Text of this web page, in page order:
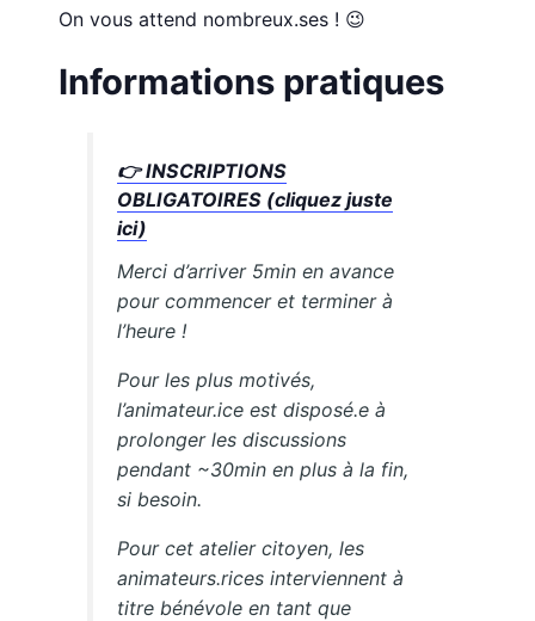
On vous attend nombreux.ses ! 😉
Informations pratiques
👉INSCRIPTIONS
OBLIGATOIRES (cliquez juste
ici)
Merci d’arriver 5min en avance
pour commencer et terminer à
l’heure !
Pour les plus motivés,
l’animateur.ice est disposé.e à
prolonger les discussions
pendant ~30min en plus à la fin,
si besoin.
Pour cet atelier citoyen, les
animateurs.rices interviennent à
titre bénévole en tant que